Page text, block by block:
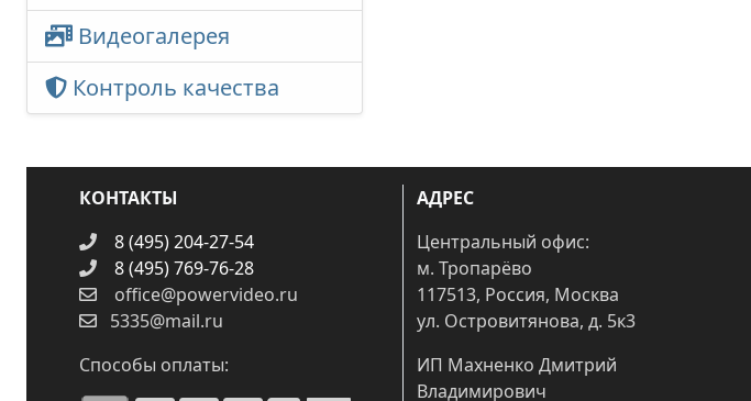
Видеогалерея
Контроль качества
КОНТАКТЫ
8 (495) 204-27-54
8 (495) 769-76-28
office@powervideo.ru
5335@mail.ru
Способы оплаты:
АДРЕС
Центральный офис:
м. Тропарёво
117513, Россия, Москва
ул. Островитянова, д. 5к3
ИП Махненко Дмитрий
Владимирович